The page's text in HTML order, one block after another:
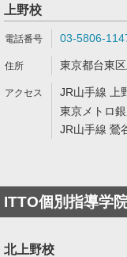
上野校
03-5806-
東京都台東
JR山手線 上
東京メトロ
JR山手線 鶯
ITTO個別指導学
北上野校